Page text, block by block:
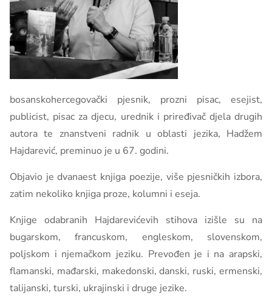
bosanskohercegovački pjesnik, prozni pisac, esejist,
publicist, pisac za djecu, urednik i priređivač djela drugih
autora te znanstveni radnik u oblasti jezika, Hadžem
Hajdarević, preminuo je u 67. godini.
Objavio je dvanaest knjiga poezije, više pjesničkih izbora,
zatim nekoliko knjiga proze, kolumni i eseja.
Knjige odabranih Hajdarevićevih stihova izišle su na
bugarskom, francuskom, engleskom, slovenskom,
poljskom i njemačkom jeziku. Prevođen je i na arapski,
flamanski, mađarski, makedonski, danski, ruski, ermenski,
talijanski, turski, ukrajinski i druge jezike.